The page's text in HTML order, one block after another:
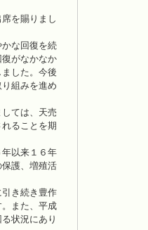
を賜りまし
な回復を続
がなかなか
した。今後
組みを進め
ては、天売
ることを期
以来１６年
護、増殖活
き続き豊作
また、平成
状況にあり